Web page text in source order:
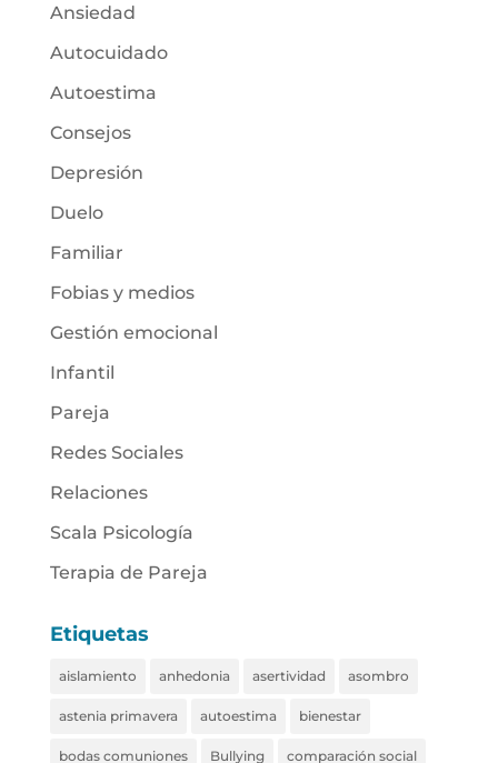
Ansiedad
Autocuidado
Autoestima
Consejos
Depresión
Duelo
Familiar
Fobias y medios
Gestión emocional
Infantil
Pareja
Redes Sociales
Relaciones
Scala Psicología
Terapia de Pareja
Etiquetas
aislamiento anhedonia asertividad asombro
astenia primavera autoestima bienestar
bodas comuniones Bullying comparación social